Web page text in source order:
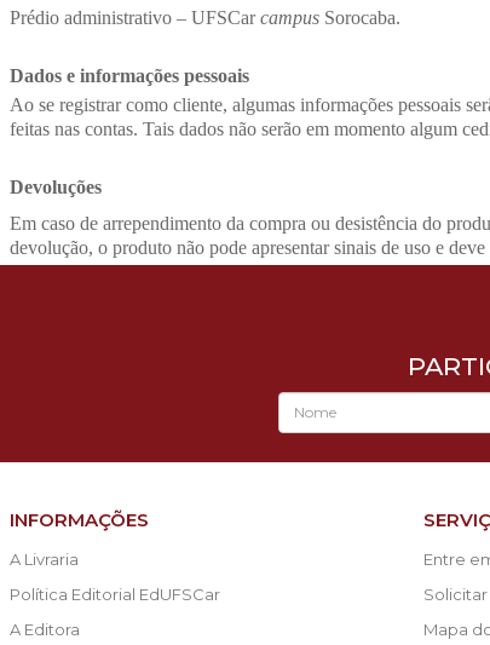
Prédio administrativo – UFSCarcampus Sorocaba.
Dados e informações pessoais
Ao se registrar como cliente, algumas informações pessoais
feitas nas contas. Tais dados não serão em momento algum
Devoluções
Em caso de arrependimento da compra ou desistência do
devolução, o produto não pode apresentar sinais de uso e
INFORMAÇÕES
A Livraria
Política Editorial EdUFSCar
A Editora
Entre
Mapa